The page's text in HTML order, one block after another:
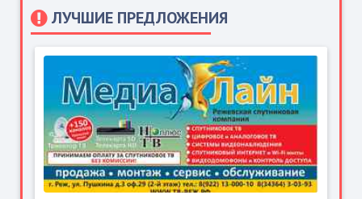
ЛУЧШИЕ ПРЕДЛОЖЕНИЯ